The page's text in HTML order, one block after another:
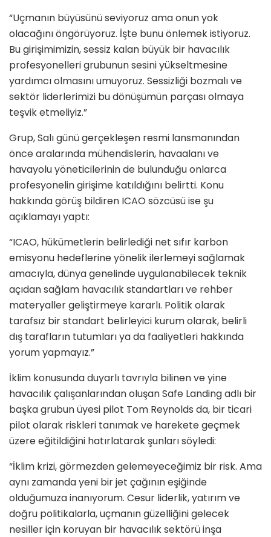
“Uçmanın büyüsünü seviyoruz ama onun yok
olacağını öngörüyoruz. İşte bunu önlemek istiyoruz.
Bu girişimimizin, sessiz kalan büyük bir havacılık
profesyonelleri grubunun sesini yükseltmesine
yardımcı olmasını umuyoruz. Sessizliği bozmalı ve
sektör liderlerimizi bu dönüşümün parçası olmaya
teşvik etmeliyiz.”
Grup, Salı günü gerçekleşen resmi lansmanından
önce aralarında mühendislerin, havaalanı ve
havayolu yöneticilerinin de bulunduğu onlarca
profesyonelin girişime katıldığını belirtti. Konu
hakkında görüş bildiren ICAO sözcüsü ise şu
açıklamayı yaptı:
“ICAO, hükümetlerin belirlediği net sıfır karbon
emisyonu hedeflerine yönelik ilerlemeyi sağlamak
amacıyla, dünya genelinde uygulanabilecek teknik
açıdan sağlam havacılık standartları ve rehber
materyaller geliştirmeye kararlı. Politik olarak
tarafsız bir standart belirleyici kurum olarak, belirli
dış tarafların tutumları ya da faaliyetleri hakkında
yorum yapmayız.”
İklim konusunda duyarlı tavrıyla bilinen ve yine
havacılık çalışanlarından oluşan Safe Landing adlı bir
başka grubun üyesi pilot Tom Reynolds da, bir ticari
pilot olarak riskleri tanımak ve harekete geçmek
üzere eğitildiğini hatırlatarak şunları söyledi:
“İklim krizi, görmezden gelemeyeceğimiz bir risk. Ama
aynı zamanda yeni bir jet çağının eşiğinde
olduğumuza inanıyorum. Cesur liderlik, yatırım ve
doğru politikalarla, uçmanın güzelliğini gelecek
nesiller için koruyan bir havacılık sektörü inşa